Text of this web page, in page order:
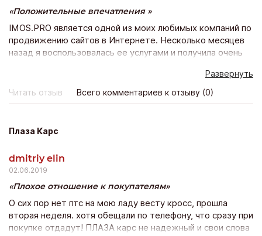
Положительные впечатления
IMOS.PRO является одной из моих любимых компаний по
продвижению сайтов в Интернете. Несколько месяцев
назад я воспользовалась ее услугами и получила очень
Сайт стал оживленным, популярным, появилось много
активных участников группы, спасибо вам, у вас
Развернуть
Читать отзыв
Всего комментариев к отзыву (0)
Плаза Карс
dmitriy elin
02.06.2019
Плохое отношение к покупателям
О сих пор нет птс на мою ладу весту кросс, прошла
вторая неделя. хотя обещали по телефону, что сразу при
покупке отдадут! ПЛАЗА карс не надежный и свои слова